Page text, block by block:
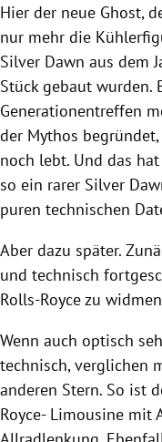
Hier der neue Ghost,
nur mehr die
Silver Dawn aus dem
Stück gebaut wurden.
Generationentreffen
der Mythos
noch lebt. Und das
so ein rarer Silver
puren technischen
Aber dazu später.
und technisch
Rolls-Royce zu
Wenn auch optisch
technisch, verglichen
anderen Stern. So ist
Royce- Limousine mit